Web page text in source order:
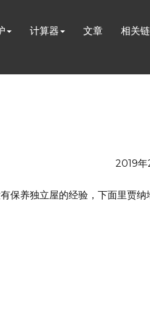
计算器 文章
相关
2019年
保养独立屋的经验，下面里贾纳